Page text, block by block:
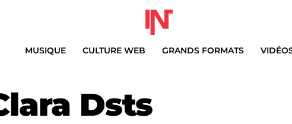
MUSIQUE CULTURE WEB GRANDS FORMATS
Dsts